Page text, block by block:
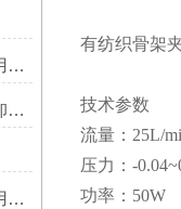
清管器通过指示器：原理、应用与维护
非插入式通球指示器安装、拆卸灵活方便
防爆式通球指示器的特点及使用方法
有纺织骨架
技术参数
流量：25L/
压力：-
功率：50W